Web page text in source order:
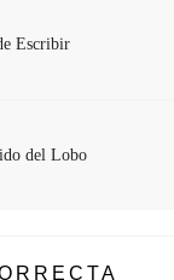
Escribir
del Lobo